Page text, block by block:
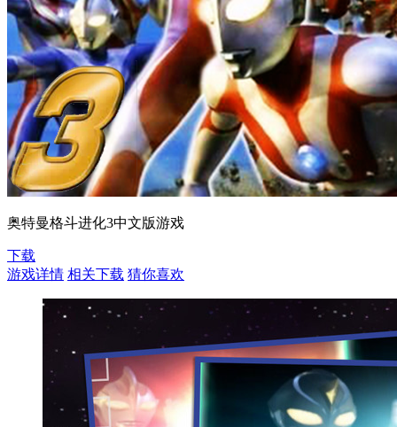
奥特曼格斗进化3中文版游戏
下载
游戏详情 相关下载 猜你喜欢